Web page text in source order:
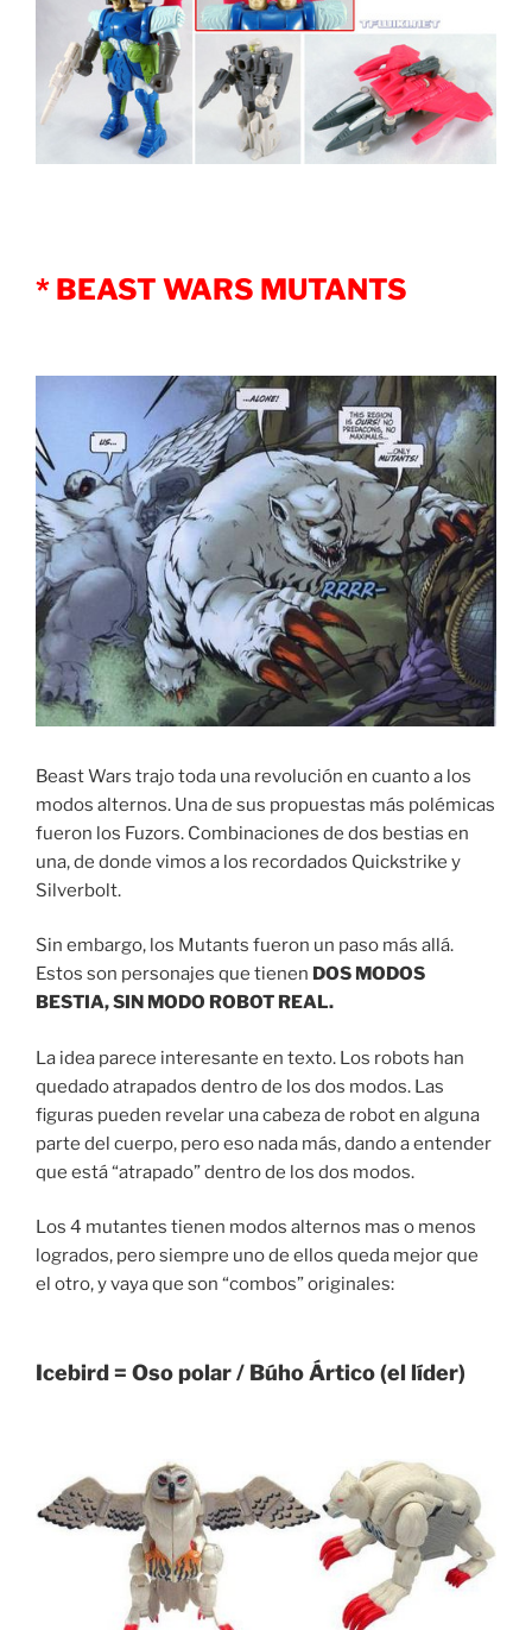
* BEAST WARS MUTANTS
Beast Wars trajo toda una revolución en cuanto a los
modos alternos. Una de sus propuestas más polémicas
fueron los Fuzors. Combinaciones de dos bestias en
una, de donde vimos a los recordados Quickstrike y
Silverbolt.
Sin embargo, los Mutants fueron un paso más allá.
Estos son personajes que tienen DOS MODOS
BESTIA, SIN MODO ROBOT REAL.
La idea parece interesante en texto. Los robots han
quedado atrapados dentro de los dos modos. Las
figuras pueden revelar una cabeza de robot en alguna
parte del cuerpo, pero eso nada más, dando a entender
que está “atrapado” dentro de los dos modos.
Los 4 mutantes tienen modos alternos mas o menos
logrados, pero siempre uno de ellos queda mejor que
el otro, y vaya que son “combos” originales:
Icebird = Oso polar / Búho Ártico (el líder)